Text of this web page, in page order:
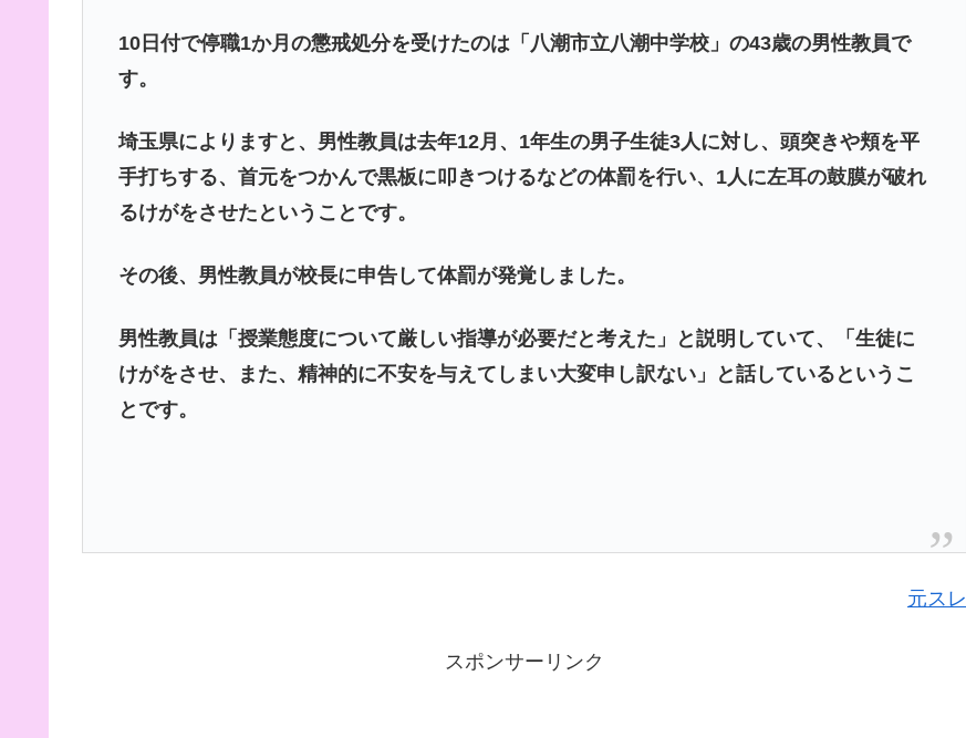
10日付で停職1か月の懲戒処分を受けたのは「八潮市立八潮中学校」の43歳の男性教員で
す。
埼玉県によりますと、男性教員は去年12月、1年生の男子生徒3人に対し、頭突きや頬を平
手打ちする、首元をつかんで黒板に叩きつけるなどの体罰を行い、1人に左耳の鼓膜が破れ
るけがをさせたということです。
その後、男性教員が校長に申告して体罰が発覚しました。
男性教員は「授業態度について厳しい指導が必要だと考えた」と説明していて、「生徒に
けがをさせ、また、精神的に不安を与えてしまい大変申し訳ない」と話しているというこ
とです。
元スレ
スポンサーリンク